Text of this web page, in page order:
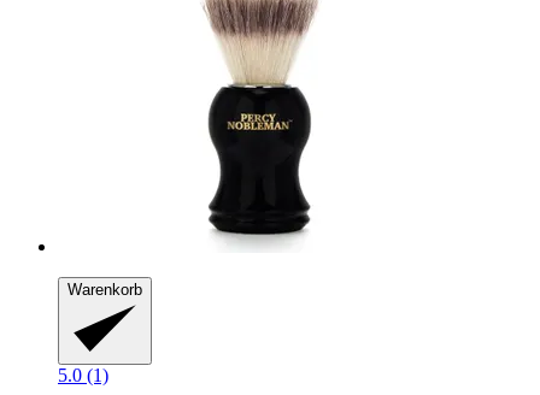
Warenkorb
5.0 (1)